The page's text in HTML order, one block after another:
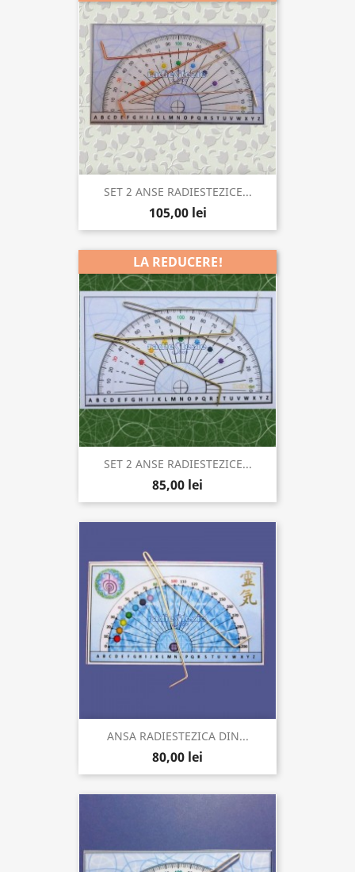
SET 2 ANSE RADIESTEZICE...
105,00 lei
SET 2 ANSE RADIESTEZICE...
85,00 lei
LA REDUCERE!
ANSA RADIESTEZICA DIN...
80,00 lei